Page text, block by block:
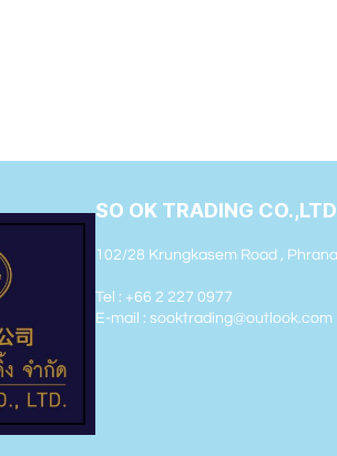
SO OK TRADING
102/28 Krungkasem Road ,
Tel : +66 2 227 0977
E-mail : sooktrading@outlook.com